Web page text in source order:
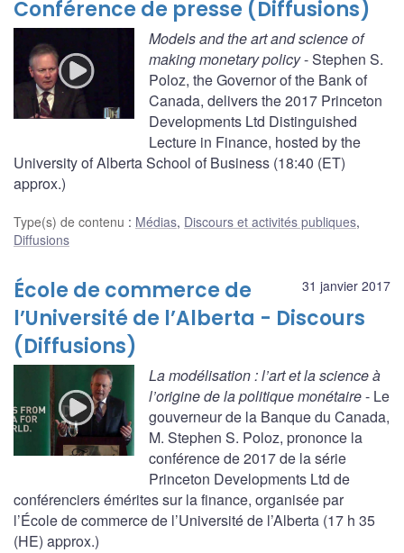
Conférence de presse (Diffusions)
Models and the art and science of
making monetary policy- Stephen S.
Poloz, the Governor of the Bank of
Canada, delivers the 2017 Princeton
Developments Ltd Distinguished
Lecture in Finance, hosted by the
University of Alberta School of Business (18:40 (ET)
approx.)
Type(s) de contenu : Médias, Discours et activités publiques,
Diffusions
31 janvier 2017
École de commerce de
l’Université de l’Alberta - Discours
(Diffusions)
La modélisation : l’art et la science à
l’origine de la politique monétaire- Le
gouverneur de la Banque du Canada,
M. Stephen S. Poloz, prononce la
conférence de 2017 de la série
Princeton Developments Ltd de
conférenciers émérites sur la finance, organisée par
l’École de commerce de l’Université de l’Alberta (17 h 35
(HE) approx.)